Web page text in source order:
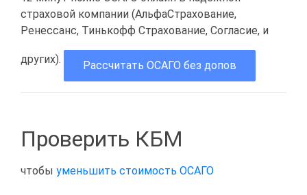
страховой компании (АльфаСтрахование,
Ренессанс, Тинькофф Страхование, Согласие, и
других). Рассчитать ОСАГО без допов
Проверить КБМ
чтобы уменьшить стоимость ОСАГО